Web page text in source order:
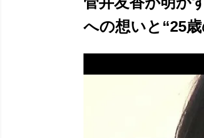
への想いと“25